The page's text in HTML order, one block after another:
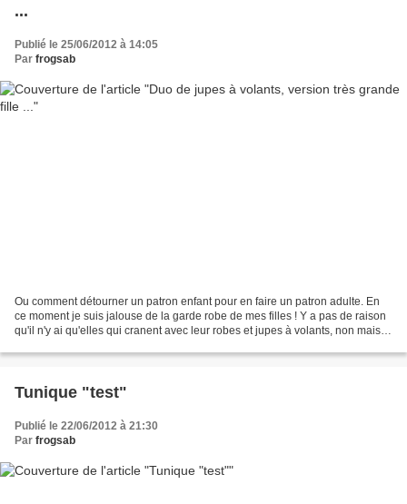
...
Publié le 25/06/2012 à 14:05
Par frogsab
Ou comment détourner un patron enfant pour en faire un patron adulte. En
ce moment je suis jalouse de la garde robe de mes filles ! Y a pas de raison
qu'il n'y ai qu'elles qui cranent avec leur robes et jupes à volants, non mais !
Tunique "test"
Publié le 22/06/2012 à 21:30
Par frogsab